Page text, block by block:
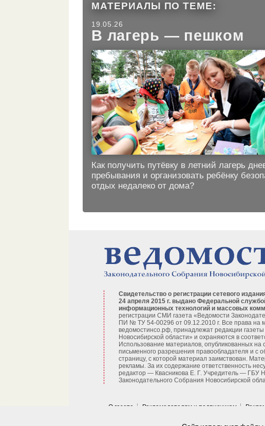
МАТЕРИАЛЫ ПО ТЕМЕ:
19.05.26
В лагерь — пешком
Как получить путёвку в летний лагерь
пребывания и организовать ребёнку
отдых недалеко от дома?
Свидетельство о регистрации сетевого
24 апреля 2015 г. выдано Федеральной
информационных технологий и массовых
регистрации СМИ газета «Ведомости
ПИ № ТУ 54-00296 от 09.12.2010 г. Все права на
ведомостинсо.рф, принадлежат редакции
Новосибирской области» и охраняются в
Использование материалов, опубликованных на
письменного разрешения правообладателя и с
страницу, с которой материал заимствован.
рекламы. За их содержание ответственность
редактор — Квасникова Е. Г. Учредитель — ГБУ
Законодательного Собрания Новосибирской
О газете Рекламодателям и подписчикам